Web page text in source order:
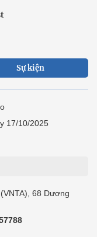
Sự kiện
17/10/2025
68 Dương